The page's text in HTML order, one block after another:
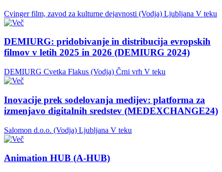
Cvinger film, zavod za kulturne dejavnosti (Vodja) Ljubljana V teku
DEMIURG: pridobivanje in distribucija evropskih
filmov v letih 2025 in 2026 (DEMIURG 2024)
DEMIURG Cvetka Flakus (Vodja) Črni vrh V teku
Inovacije prek sodelovanja medijev: platforma za
izmenjavo digitalnih sredstev (MEDEXCHANGE24)
Salomon d.o.o. (Vodja) Ljubljana V teku
Animation HUB (A-HUB)